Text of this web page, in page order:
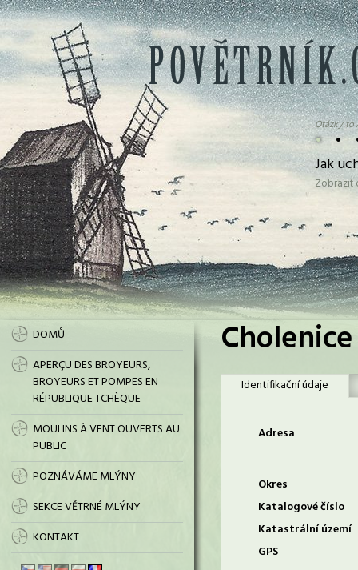
• •
Otázky
Jak
DOMŮ
APERÇU DES BROYEURS,
BROYEURS ET POMPES EN
RÉPUBLIQUE TCHÈQUE
MOULINS À VENT OUVERTS AU
PUBLIC
POZNÁVÁME MLÝNY
SEKCE VĚTRNÉ MLÝNY
KONTAKT
Identifikační údaje
Adresa
Okres
Katalogové číslo
Katastrální území
GPS